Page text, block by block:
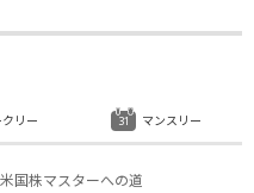
国株マスターへの道
リー マンスリー